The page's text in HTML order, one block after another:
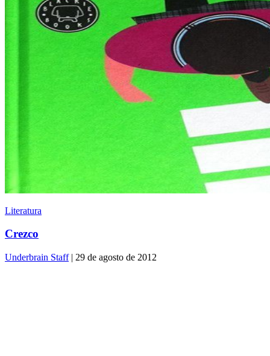
Literatura
Crezco
Underbrain Staff| 29 de agosto de 2012